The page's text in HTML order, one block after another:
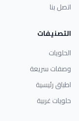
اتصل بنا
التصنيفات
الحلويات
وصفات سريعة
اطباق رئيسية
حلويات غربية